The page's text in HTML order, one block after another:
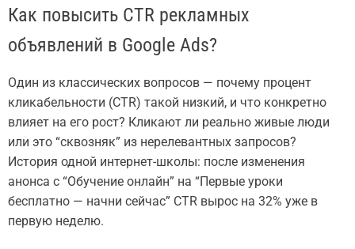
Как повысить CTR рекламных
объявлений в Google Ads?
Один из классических вопросов — почему процент
кликабельности (CTR) такой низкий, и что конкретно
влияет на его рост? Кликают ли реально живые люди
или это “сквозняк” из нерелевантных запросов?
История одной интернет-школы: после изменения
анонса с “Обучение онлайн” на “Первые уроки
бесплатно — начни сейчас” CTR вырос на 32% уже в
первую неделю.